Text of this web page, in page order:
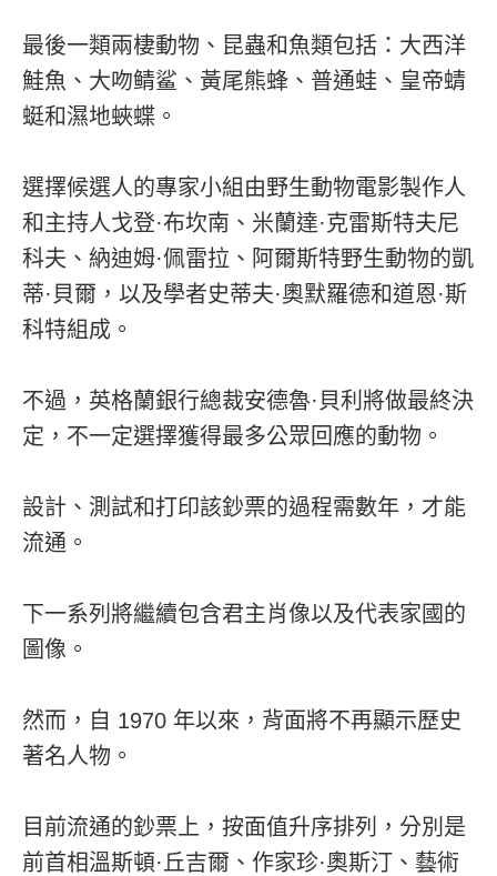
最後一類兩棲動物、昆蟲和魚類包括：大西洋
鮭魚、大吻鲭鲨、黃尾熊蜂、普通蛙、皇帝蜻
蜓和濕地蛺蝶。
選擇候選人的專家小組由野生動物電影製作人
和主持人戈登·布坎南、米蘭達·克雷斯特夫尼
科夫、納迪姆·佩雷拉、阿爾斯特野生動物的凱
蒂·貝爾，以及學者史蒂夫·奧默羅德和道恩·斯
科特組成。
不過，英格蘭銀行總裁安德魯·貝利將做最終決
定，不一定選擇獲得最多公眾回應的動物。
設計、測試和打印該鈔票的過程需數年，才能
流通。
下一系列將繼續包含君主肖像以及代表家國的
圖像。
然而，自 1970 年以來，背面將不再顯示歷史
著名人物。
目前流通的鈔票上，按面值升序排列，分別是
前首相溫斯頓·丘吉爾、作家珍·奧斯汀、藝術